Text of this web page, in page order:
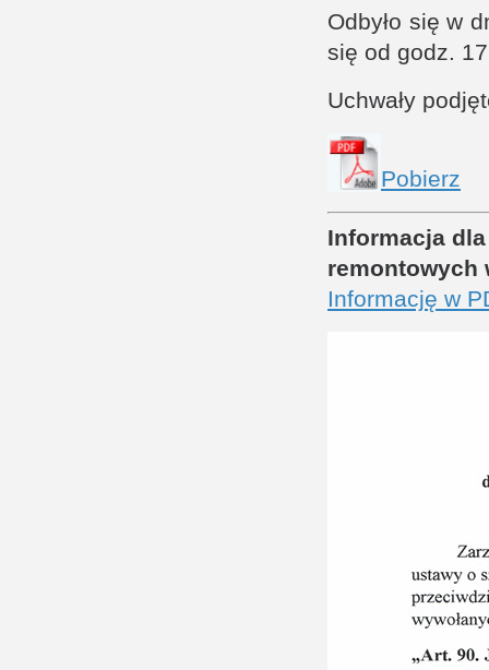
Odbyło się w
się od godz.
Uchwały
Pobierz
Informacja
remontowych
Informację w